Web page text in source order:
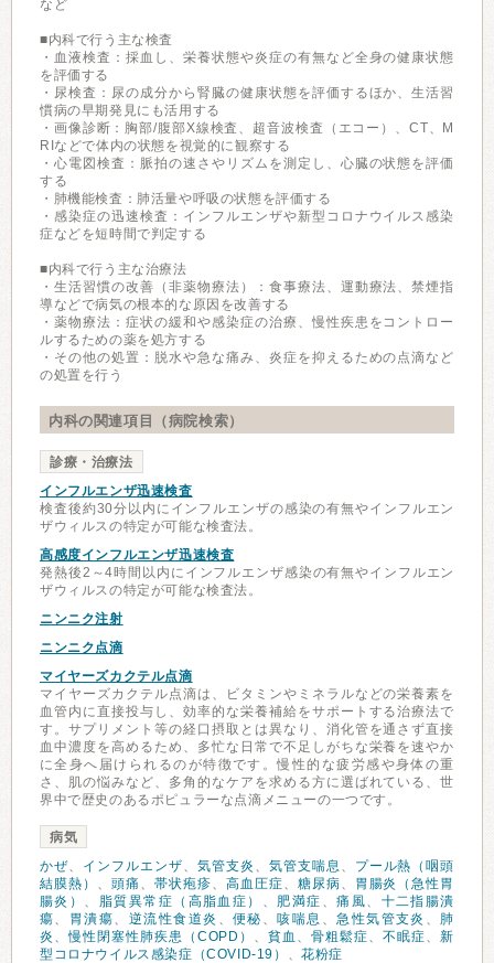
など
■内科で行う主な検査
・血液検査：採血し、栄養状態や炎症の有無など全身の健康状態
を評価する
・尿検査：尿の成分から腎臓の健康状態を評価するほか、生活習
慣病の早期発見にも活用する
・画像診断：胸部/腹部X線検査、超音波検査（エコー）、CT、M
RIなどで体内の状態を視覚的に観察する
・心電図検査：脈拍の速さやリズムを測定し、心臓の状態を評価
する
・肺機能検査：肺活量や呼吸の状態を評価する
・感染症の迅速検査：インフルエンザや新型コロナウイルス感染
症などを短時間で判定する
■内科で行う主な治療法
・生活習慣の改善（非薬物療法）：食事療法、運動療法、禁煙指
導などで病気の根本的な原因を改善する
・薬物療法：症状の緩和や感染症の治療、慢性疾患をコントロー
ルするための薬を処方する
・その他の処置：脱水や急な痛み、炎症を抑えるための点滴など
の処置を行う
内科の関連項目（病院検索）
診療・治療法
インフルエンザ迅速検査
検査後約30分以内にインフルエンザの感染の有無やインフルエン
ザウィルスの特定が可能な検査法。
高感度インフルエンザ迅速検査
発熱後2～4時間以内にインフルエンザ感染の有無やインフルエン
ザウィルスの特定が可能な検査法。
ニンニク注射
ニンニク点滴
マイヤーズカクテル点滴
マイヤーズカクテル点滴は、ビタミンやミネラルなどの栄養素を
血管内に直接投与し、効率的な栄養補給をサポートする治療法で
す。サプリメント等の経口摂取とは異なり、消化管を通さず直接
血中濃度を高めるため、多忙な日常で不足しがちな栄養を速やか
に全身へ届けられるのが特徴です。慢性的な疲労感や身体の重
さ、肌の悩みなど、多角的なケアを求める方に選ばれている、世
界中で歴史のあるポピュラーな点滴メニューの一つです。
病気
かぜ、 インフルエンザ、 気管支炎 、 気管支喘息 、
プール熱（咽頭
結膜熱） 、 頭痛 、 帯状疱疹、 高血圧症、 糖尿病、
胃腸炎（急性胃
腸炎） 、 脂質異常症（高脂血症） 、 肥満症 、痛風、 十二指腸潰
瘍、 胃潰瘍、 逆流性食道炎 、 便秘 、咳喘息 、急性気管支炎 、 肺
炎 、慢性閉塞性肺疾患（COPD） 、貧血 、骨粗鬆症、不眠症、新
型コロナウイルス感染症（COVID-19） 、花粉症